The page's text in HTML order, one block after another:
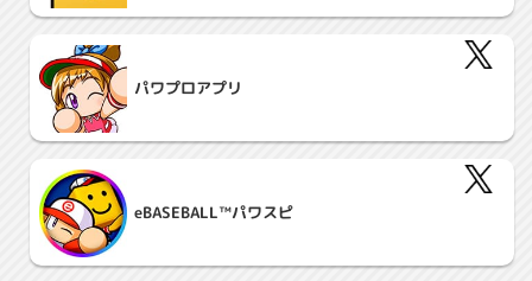
パワプロアプリ
eBASEBALL™パワスピ